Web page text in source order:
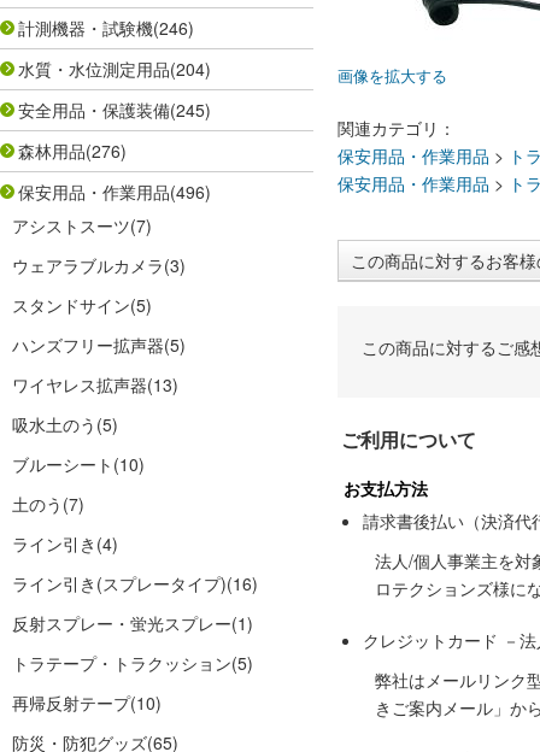
計測機器・試験機(246)
水質・水位測定用品(204)
安全用品・保護装備(245)
森林用品(276)
保安用品・作業用品(496)
アシストスーツ(7)
ウェアラブルカメラ(3)
スタンドサイン(5)
ハンズフリー拡声器(5)
ワイヤレス拡声器(13)
吸水土のう (5)
ブルーシート (10)
土のう (7)
ライン引き (4)
ライン引き(スプレータイプ)(16)
反射スプレー・蛍光スプレー(1)
トラテープ・トラクッション(5)
再帰反射テープ(10)
防災・防犯グッズ(65)
画像を拡大する
関連カテゴリ：
保安用品・作業用品 > ト
保安用品・作業用品 > ト
この商品に対するお客
この商品に対するご感
ご利用について
お支払方法
請求書後払い（決済代
法人/個人事業主を対
ロテクションズ様に
クレジットカード －
弊社はメールリンク
きご案内メール」か